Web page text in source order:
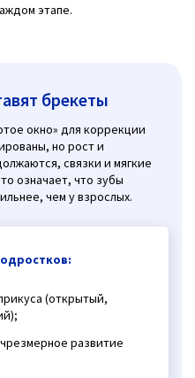
этапе.
брекеты
окно» для коррекции
но рост и
связки и мягкие
означает, что зубы
чем у взрослых.
(открытый,
развитие